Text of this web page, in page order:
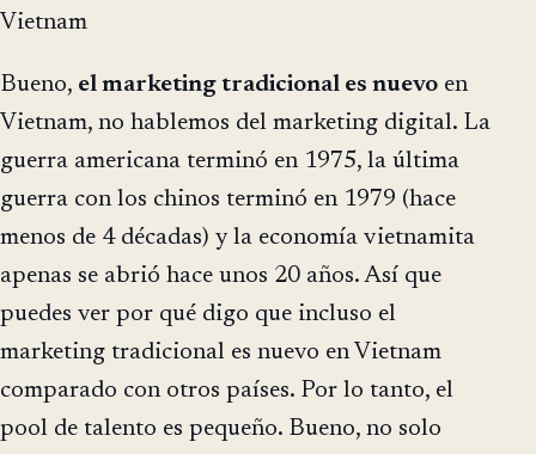
Vietnam
Bueno, el marketing tradicional es nuevo en
Vietnam, no hablemos del marketing digital. La
guerra americana terminó en 1975, la última
guerra con los chinos terminó en 1979 (hace
menos de 4 décadas) y la economía vietnamita
apenas se abrió hace unos 20 años. Así que
puedes ver por qué digo que incluso el
marketing tradicional es nuevo en Vietnam
comparado con otros países. Por lo tanto, el
pool de talento es pequeño. Bueno, no solo